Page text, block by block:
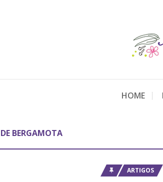
HOME
BERGAMOTA
ARTIGOS